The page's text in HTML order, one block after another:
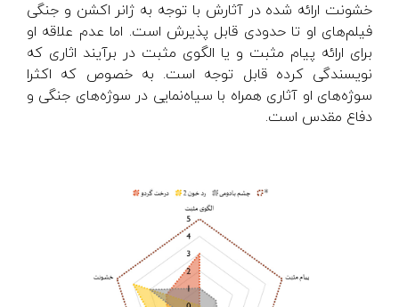
خشونت ارائه شده در آثارش با توجه به ژانر اکشن و جنگی
فیلم‌های او تا حدودی قابل پذیرش است. اما عدم علاقه او
برای ارائه پیام مثبت و یا الگوی مثبت در برآیند اثاری که
نویسندگی کرده قابل توجه است. به خصوص که اکثرا
سوژه‌های او آثاری همراه با سیاه‌نمایی در سوژه‌های جنگی و
دفاع مقدس است.